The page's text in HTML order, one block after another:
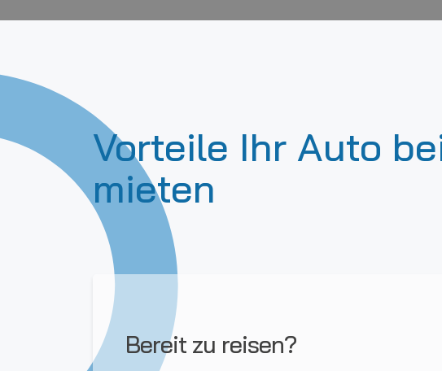
Vorteile Ihr Auto
mieten
Bereit zu reisen?